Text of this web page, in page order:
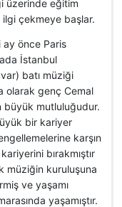
üzerinde eğitim
ilgi çekmeye başlar.
ay önce Paris
İstanbul
batı müziği
olarak genç Cemal
büyük mutluluğudur.
bir kariyer
karşın
bırakmıştır
müziğin kuruluşuna
ve yaşamı
yaşamıştır.